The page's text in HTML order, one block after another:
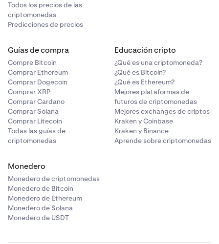
Todos los precios de las
criptomonedas
Predicciones de precios
Guías de compra
Compre Bitcoin
Comprar Ethereum
Comprar Dogecoin
Comprar XRP
Comprar Cardano
Comprar Solana
Comprar Litecoin
Todas las guías de
criptomonedas
Educación cripto
¿Qué es una criptomoneda?
¿Qué es Bitcoin?
¿Qué es Ethereum?
Mejores plataformas de
futuros de criptomonedas
Mejores exchanges de criptos
Kraken y Coinbase
Kraken y Binance
Aprende sobre criptomonedas
Monedero
Monedero de criptomonedas
Monedero de Bitcoin
Monedero de Ethereum
Monedero de Solana
Monedero de USDT